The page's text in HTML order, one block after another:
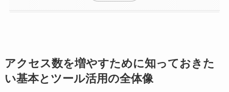
アクセス数を増やすために知っておきた
い基本とツール活用の全体像